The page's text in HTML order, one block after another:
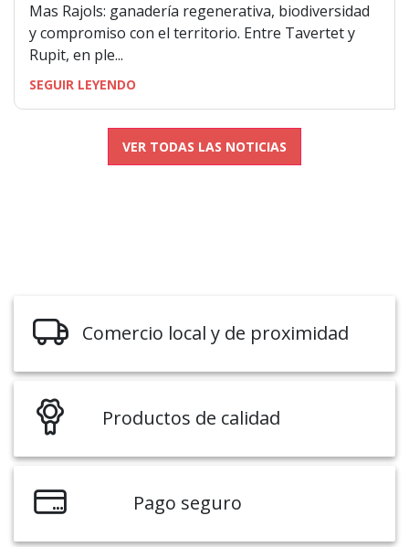
Mas Rajols: ganadería regenerativa, biodiversidad
y compromiso con el territorio. Entre Tavertet y
Rupit, en ple...
SEGUIR LEYENDO
VER TODAS LAS NOTICIAS
Comercio local y de proximidad
Productos de calidad
Pago seguro